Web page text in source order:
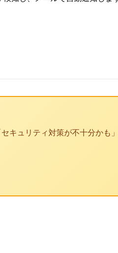
キュリティ対策が不十分かも